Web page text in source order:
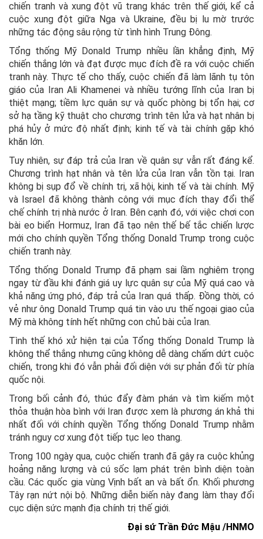
chiến tranh và xung đột vũ trang khác trên thế giới, kể cả
cuộc xung đột giữa Nga và Ukraine, đều bị lu mờ trước
những tác động sâu rộng từ tình hình Trung Đông.
Tổng thống Mỹ Donald Trump nhiều lần khẳng định, Mỹ
chiến thắng lớn và đạt được mục đích đề ra với cuộc chiến
tranh này. Thực tế cho thấy, cuộc chiến đã làm lãnh tụ tôn
giáo của Iran Ali Khamenei và nhiều tướng lĩnh của Iran bị
thiệt mạng; tiềm lực quân sự và quốc phòng bị tổn hại; cơ
sở hạ tầng kỹ thuật cho chương trình tên lửa và hạt nhân bị
phá hủy ở mức độ nhất định; kinh tế và tài chính gặp khó
khăn lớn.
Tuy nhiên, sự đáp trả của Iran về quân sự vẫn rất đáng kể.
Chương trình hạt nhân và tên lửa của Iran vẫn tồn tại. Iran
không bị sụp đổ về chính trị, xã hội, kinh tế và tài chính. Mỹ
và Israel đã không thành công với mục đích thay đổi thể
chế chính trị nhà nước ở Iran. Bên cạnh đó, với việc chơi con
bài eo biển Hormuz, Iran đã tạo nên thế bế tắc chiến lược
mới cho chính quyền Tổng thống Donald Trump trong cuộc
chiến tranh này.
Tổng thống Donald Trump đã phạm sai lầm nghiêm trọng
ngay từ đầu khi đánh giá uy lực quân sự của Mỹ quá cao và
khả năng ứng phó, đáp trả của Iran quá thấp. Đồng thời, có
vẻ như ông Donald Trump quá tin vào ưu thế ngoại giao của
Mỹ mà không tính hết những con chủ bài của Iran.
Tình thế khó xử hiện tại của Tổng thống Donald Trump là
không thể thắng nhưng cũng không dễ dàng chấm dứt cuộc
chiến, trong khi đó vẫn phải đối diện với sự phản đối từ phía
quốc nội.
Trong bối cảnh đó, thúc đẩy đàm phán và tìm kiếm một
thỏa thuận hòa bình với Iran được xem là phương án khả thi
nhất đối với chính quyền Tổng thống Donald Trump nhằm
tránh nguy cơ xung đột tiếp tục leo thang.
Trong 100 ngày qua, cuộc chiến tranh đã gây ra cuộc khủng
hoảng năng lượng và cú sốc lạm phát trên bình diện toàn
cầu. Các quốc gia vùng Vịnh bất an và bất ổn. Khối phương
Tây rạn nứt nội bộ. Những diễn biến này đang làm thay đổi
cục diện sức mạnh địa chính trị thế giới.
Đại sứ Trần Đức Mậu /HNMO